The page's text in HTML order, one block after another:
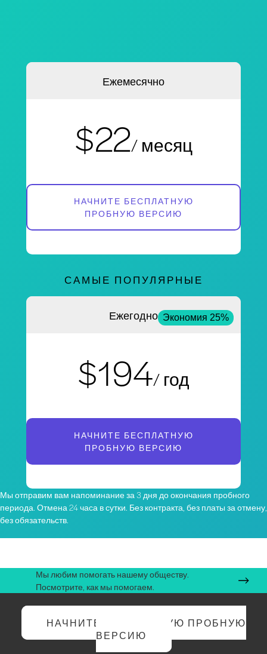
Ежемесячно
$22/ месяц
НАЧНИТЕ БЕСПЛАТНУЮ
ПРОБНУЮ ВЕРСИЮ
САМЫЕ ПОПУЛЯРНЫЕ
Ежегодно Экономия 25%
$194/ год
НАЧНИТЕ БЕСПЛАТНУЮ
ПРОБНУЮ ВЕРСИЮ
Мы отправим вам напоминание за 3 дня до окончания пробного
периода. Отмена 24 часа в сутки. Без контракта, без платы за отмену,
без обязательств.
Мы любим помогать нашему обществу.
Посмотрите, как мы помогаем.
НАЧНИТЕ БЕСПЛАТНУЮ ПРОБНУЮ
ВЕРСИЮ